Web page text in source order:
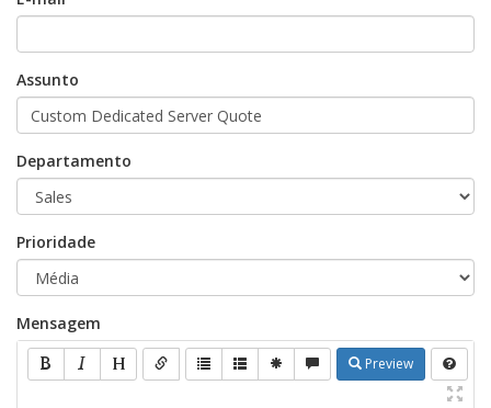
Assunto
Departamento
Prioridade
Mensagem
Preview